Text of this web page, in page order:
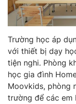
Thị trường 24h
VTV4
VTV9
Liên hệ tòa soạn
Trường học áp
với thiết bị dạy
tiện nghi. Phòng
học gia đình
Moovkids, phòng
trường để các em